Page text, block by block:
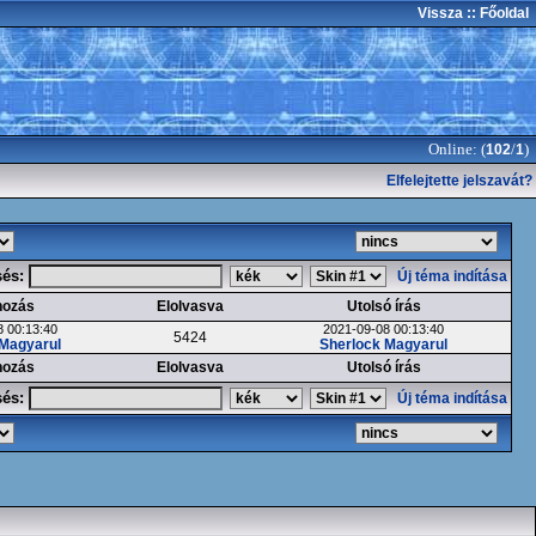
Vissza :: Főoldal
Online: (102/1)
Elfelejtette jelszavát?
Új téma indítása
Elolvasva
Utolsó írás
00:13:40 5424 2021-09-08 00:13:40
Sherlock Magyarul
Elolvasva
Utolsó írás
Új téma indítása